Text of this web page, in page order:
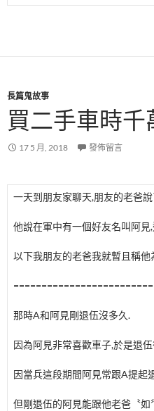
長篇鬼故事
買二手車時
17 5 月, 2018 發佈留言
一天到朋友家聊天,朋友的老爸
他說在軍中有一個好友名叫阿見
以下我朋友的老爸我就暫且稱他
那時A和阿見剛退伍沒多久.
因為阿見非常喜歡車子,於是退
因當兵這段期間阿見常跟A提起
但剛退伍的阿見能跟他老爸〝